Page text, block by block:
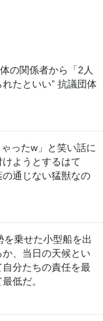
の関係者から「2人
たといい” 抗議団体
ったw」と笑い話に
ようとするはて
通じない猛獣なの
乗せた小型船を出
、当日の天候とい
分たちの責任を最
低だ。